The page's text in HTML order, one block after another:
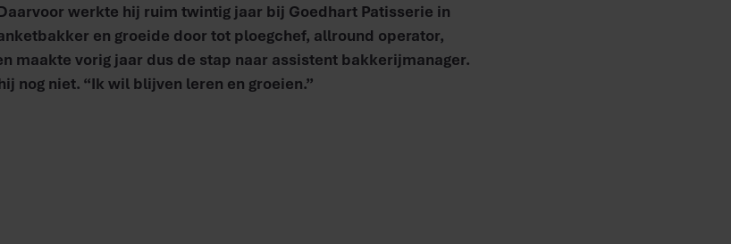
werkte hij ruim twintig jaar bij Goedhart Patisserie in
en groeide door tot ploegchef, allround operator,
maakte vorig jaar dus de stap naar assistent bakkerijmanager.
nog niet. “Ik wil blijven leren en groeien.”